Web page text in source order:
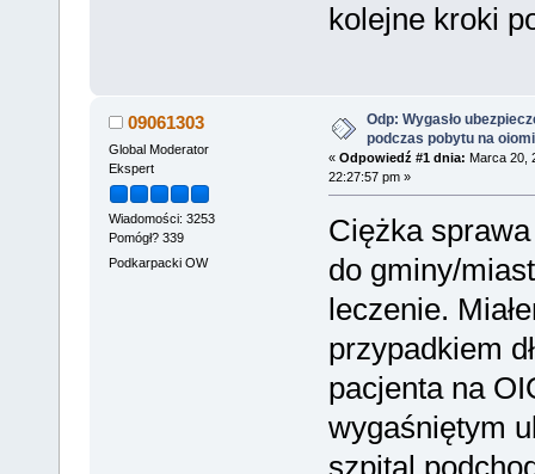
kolejne kroki
09061303
Global Moderator
Ekspert
Wiadomości: 3253
Pomógł? 339
Podkarpacki OW
Odp: Wygasło
podczas pobytu na
« Odpowiedź #1 dnia: Marca 20,
22:27:57 pm »
Ciężka
do gminy/
leczenie.
przypadkiem
pacjenta na
wygaśniętym
szpital